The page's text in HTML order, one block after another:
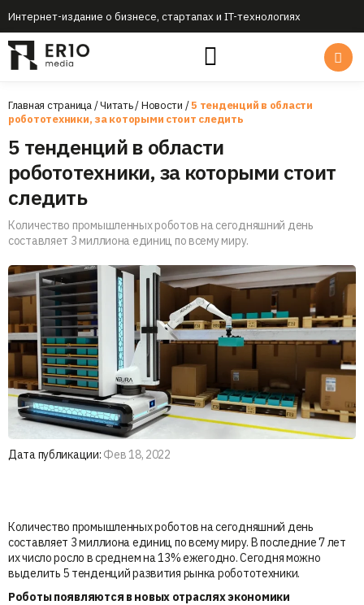
Интернет-издание о бизнесе, стартапах и IT-технологиях
Главная страница/Читать/Новости /5 тенденций в области
робототехники, за которыми стоит следить
5 тенденций в области
робототехники, за которыми стоит
следить
Количество промышленных роботов на сегодняшний день
составляет 3 миллиона единиц по всему миру.
Дата публикации: Фев 18, 2022
Количество промышленных роботов на сегодняшний день
составляет 3 миллиона единиц по всему миру. В последние 7 лет
их число росло в среднем на 13% ежегодно. Сегодня можно
выделить 5 тенденций развития рынка робототехники.
Роботы появляются в новых отраслях экономики